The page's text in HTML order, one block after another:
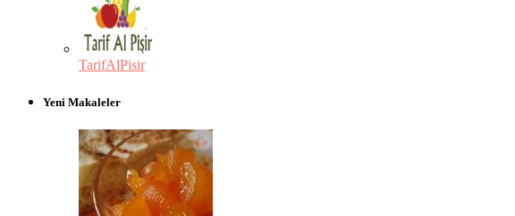
TarifAlPisir
Yeni Makaleler